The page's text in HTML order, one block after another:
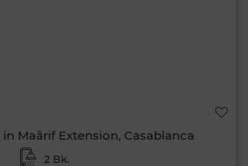
Maârif Extension, Casablanca
2 Bk.